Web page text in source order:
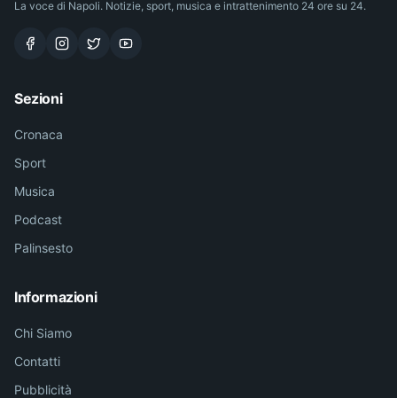
La voce di Napoli. Notizie, sport, musica e intrattenimento 24 ore su 24.
Sezioni
Cronaca
Sport
Musica
Podcast
Palinsesto
Informazioni
Chi Siamo
Contatti
Pubblicità